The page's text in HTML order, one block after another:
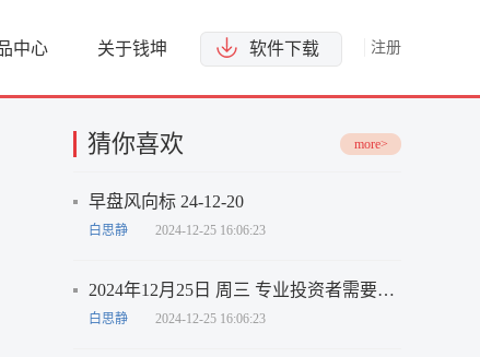
注册
中心 关于钱坤 软件下载
more>
猜你喜欢
早盘风向标 24-12-20
白思静 2024-12-25 16:06:23
2024年12月25日 周三 专业投资者需要了解的一些投资圈内事
白思静 2024-12-25 16:06:23